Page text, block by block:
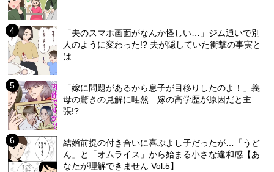
「夫のスマホ画面がなんか怪しい…」ジム通いで別
人のように変わった!? 夫が隠していた衝撃の事実と
は
「嫁に問題があるから息子が目移りしたのよ！」義
母の驚きの見解に唖然…嫁の高学歴が原因だと主
張!?
結婚前提の付き合いに喜ぶよし子だったが…「うど
ん」と「オムライス」から始まる小さな違和感【あ
なたが理解できません Vol.5】